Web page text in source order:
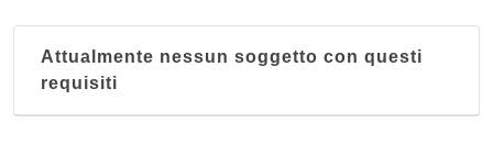
Attualmente nessun soggetto con questi
requisiti